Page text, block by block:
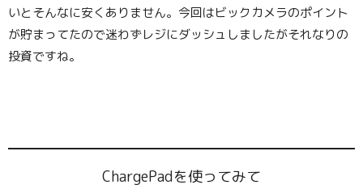
いとそんなに安くありません。今回はビックカメラのポイント
が貯まってたので迷わずレジにダッシュしましたがそれなりの
投資ですね。
ChargePadを使ってみて